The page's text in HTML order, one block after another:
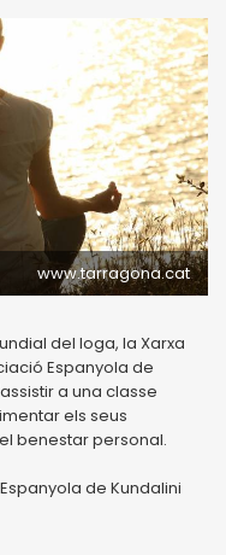
www.tarragona.cat
del Ioga, la Xarxa
Espanyola de
a una classe
els seus
benestar personal.
de Kundalini